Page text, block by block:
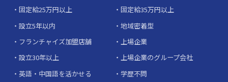
固定給25万円以上
固定給35万円以上
設立5年以内
地域密着型
フランチャイズ加盟店舗
上場企業
設立30年以上
上場企業のグループ会社
英語・中国語を活かせる
学歴不問